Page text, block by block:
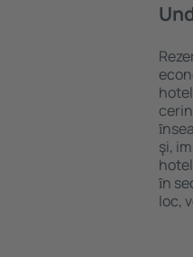
şi,
ȋn
loc,